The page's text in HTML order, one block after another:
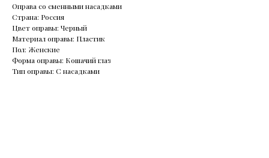
Оправа со сменными насадками
Страна: Россия
Цвет оправы: Черный
Материал оправы: Пластик
Пол: Женские
Форма оправы: Кошачий глаз
Тип оправы: С насадками